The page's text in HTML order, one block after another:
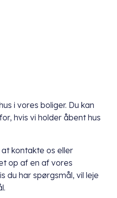
i vores boliger. Du kan
hvis vi holder åbent hus
kontakte os eller
op af en af vores
du har spørgsmål, vil leje